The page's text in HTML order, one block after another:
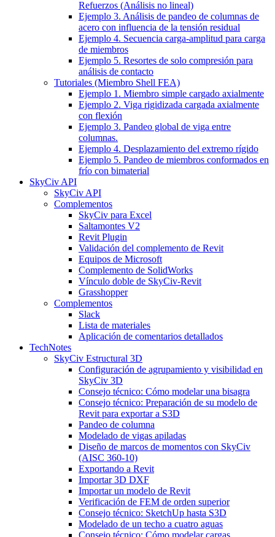
Refuerzos (Análisis no lineal)
Ejemplo 3. Análisis de pandeo de columnas de
acero con influencia de la tensión residual
Ejemplo 4. Secuencia carga-amplitud para carga
de miembros
Ejemplo 5. Resortes de solo compresión para
análisis de contacto
Tutoriales (Miembro Shell FEA)
Ejemplo 1. Miembro simple cargado axialmente
Ejemplo 2. Viga rigidizada cargada axialmente
con flexión
Ejemplo 3. Pandeo global de viga entre
columnas.
Ejemplo 4. Desplazamiento del extremo rígido
Ejemplo 5. Pandeo de miembros conformados en
frío con bimaterial
SkyCiv API
SkyCiv API
Complementos
SkyCiv para Excel
Saltamontes V2
Revit Plugin
Validación del complemento de Revit
Equipos de Microsoft
Complemento de SolidWorks
Vínculo doble de SkyCiv-Revit
Grasshopper
Complementos
Slack
Lista de materiales
Aplicación de comentarios detallados
TechNotes
SkyCiv Estructural 3D
Configuración de agrupamiento y visibilidad en
SkyCiv 3D
Consejo técnico: Cómo modelar una bisagra
Consejo técnico: Preparación de su modelo de
Revit para exportar a S3D
Pandeo de columna
Modelado de vigas apiladas
Diseño de marcos de momentos con SkyCiv
(AISC 360-10)
Exportando a Revit
Importar 3D DXF
Importar un modelo de Revit
Verificación de FEM de orden superior
Consejo técnico: SketchUp hasta S3D
Modelado de un techo a cuatro aguas